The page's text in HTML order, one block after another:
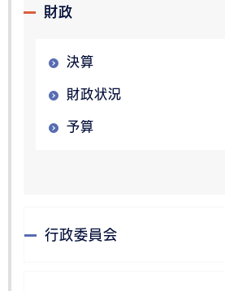
財政
決算
財政状況
予算
行政委員会